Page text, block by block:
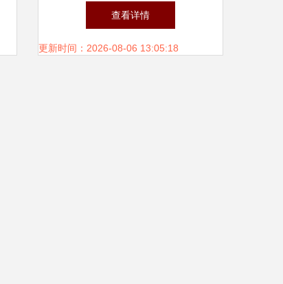
品研发，海口信息系统集成服
务的得力助手
查看详情
更新时间：2026-08-06 13:05:18